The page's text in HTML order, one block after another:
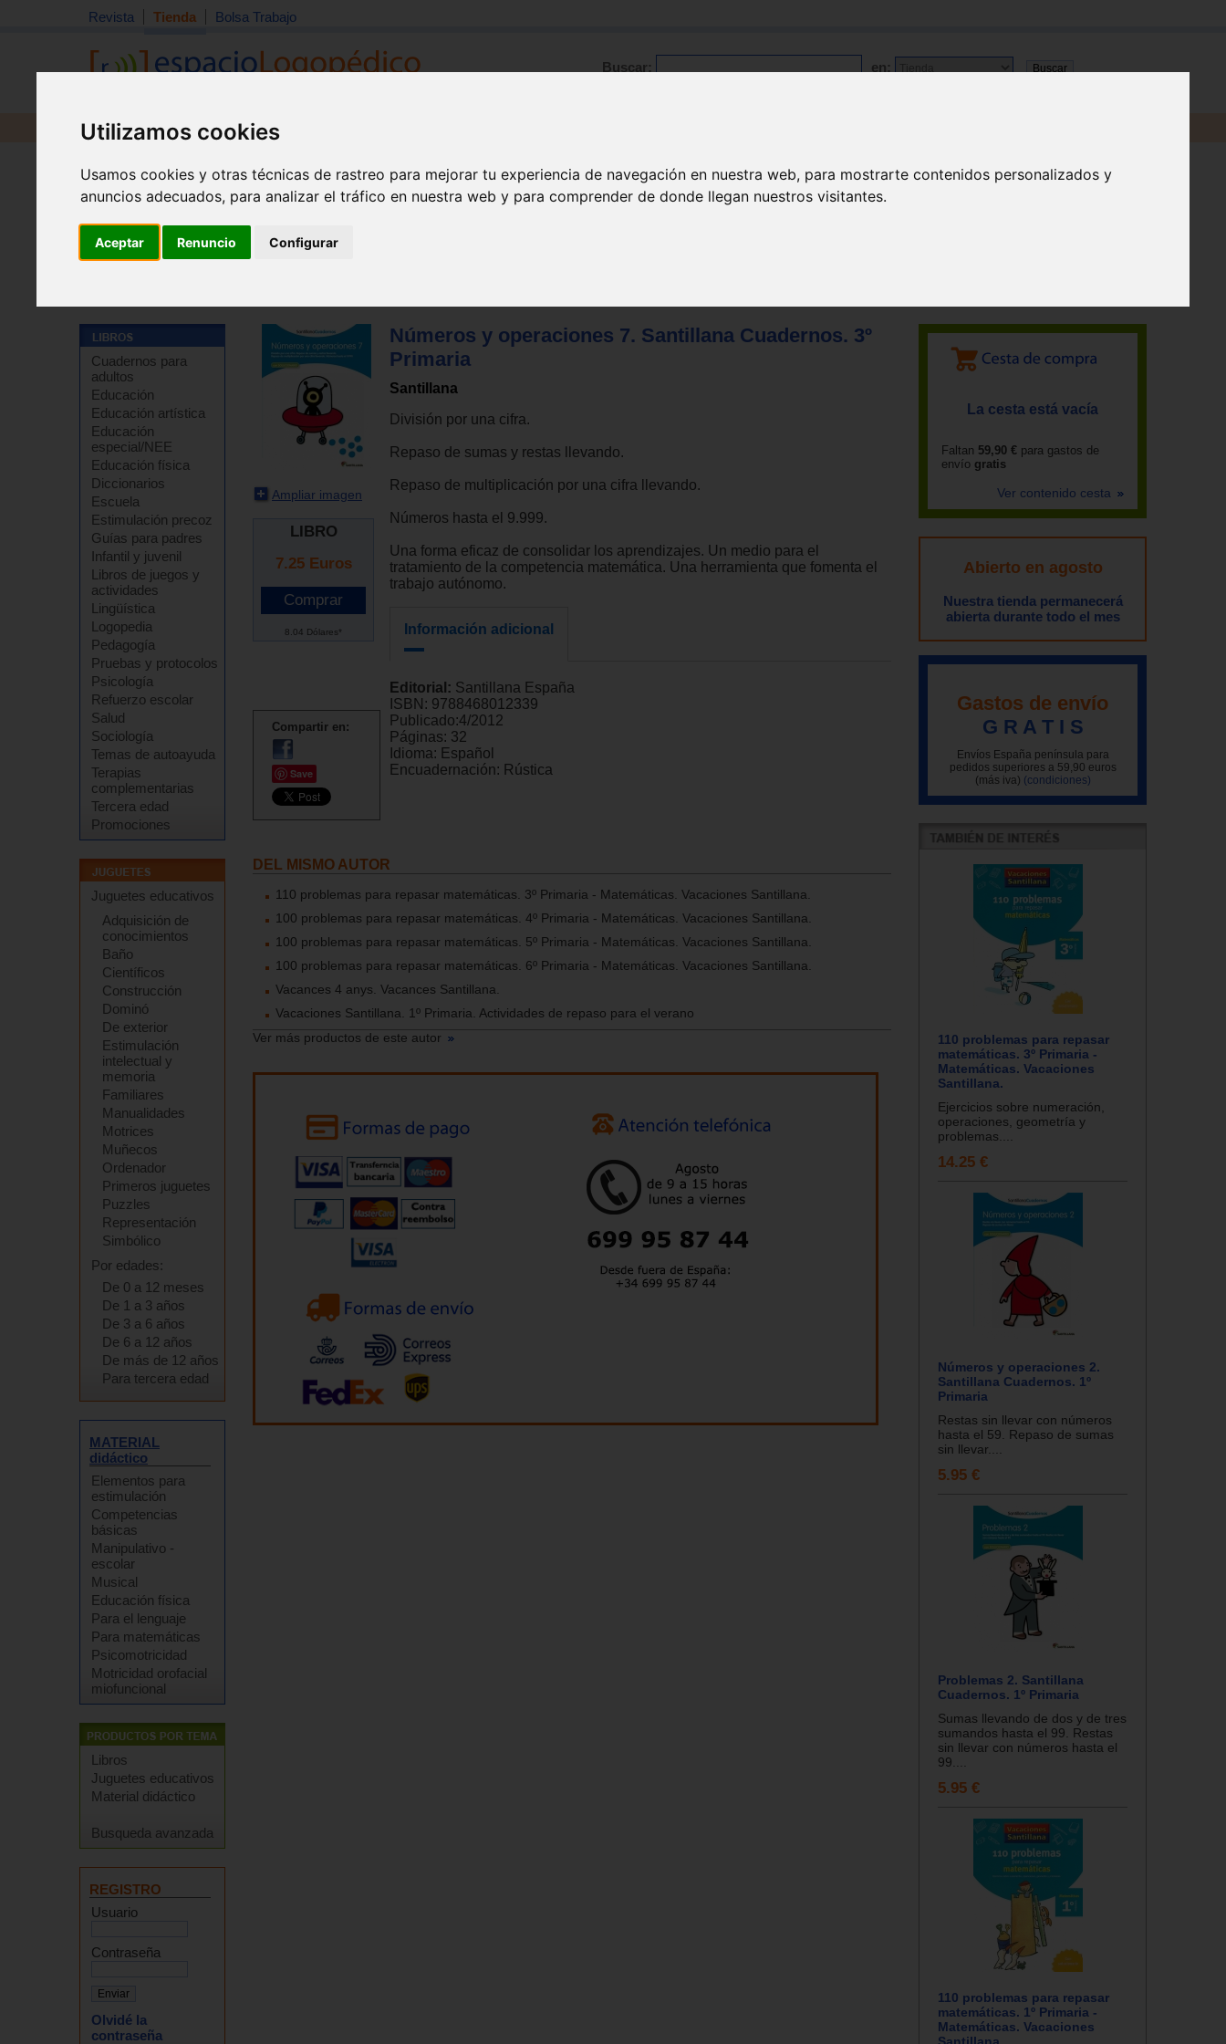
Utilizamos cookies
Usamos cookies y otras técnicas de rastreo para mejorar tu experiencia de navegación en nuestra web, para mostrarte contenidos personalizados y
anuncios adecuados, para analizar el tráfico en nuestra web y para comprender de donde llegan nuestros visitantes.
Aceptar Renuncio Configurar
Revista Tienda Bolsa Trabajo
Buscar: en:
Revista Libros Material
Cuadernos para
adultos
Educación
Educación artística
Educación
especial/NEE
Educación física
Diccionarios
Escuela
Estimulación precoz
Guías para padres
Infantil y juvenil
Libros de juegos y
actividades
Lingüística
Logopedia
Pedagogía
Pruebas y protocolos
Psicología
Refuerzo escolar
Salud
Sociología
Temas de autoayuda
Terapias
complementarias
Tercera edad
Promociones
Juguetes educativos
Adquisición de
conocimientos
Baño
Científicos
Construcción
Dominó
De exterior
Estimulación
intelectual y
memoria
Familiares
Manualidades
Motrices
Muñecos
Ordenador
Primeros juguetes
Puzzles
Representación
Simbólico
Por edades:
De 0 a 12 meses
De 1 a 3 años
De 3 a 6 años
De 6 a 12 años
De más de 12 años
Para tercera edad
MATERIAL
didáctico
Elementos para
estimulación
Competencias
básicas
Manipulativo -
escolar
Musical
Educación física
Para el lenguaje
Para matemáticas
Psicomotricidad
Motricidad orofacial
miofuncional
Libros
Juguetes educativos
Material didáctico
Busqueda avanzada
REGISTRO
Usuario
Contraseña
Olvidé la
contraseña
Ampliar imagen
LIBRO
7.25 Euros
8.04 Dólares*
Compartir en:
Save
Números y operaciones 7. Santillana Cuadernos. 3º
Primaria
Santillana
División por una cifra.
Repaso de sumas y restas llevando.
Repaso de multiplicación por una cifra llevando.
Números hasta el 9.999.
Una forma eficaz de consolidar los aprendizajes. Un medio para el
tratamiento de la competencia matemática. Una herramienta que fomenta el
trabajo autónomo.
Información adicional
Editorial: Santillana España
ISBN: 9788468012339
Publicado:4/2012
Páginas: 32
Idioma: Español
Encuadernación: Rústica
DEL MISMO AUTOR
110 problemas para repasar matemáticas. 3º Primaria - Matemáticas. Vacaciones Santillana.
100 problemas para repasar matemáticas. 4º Primaria - Matemáticas. Vacaciones Santillana.
100 problemas para repasar matemáticas. 5º Primaria - Matemáticas. Vacaciones Santillana.
100 problemas para repasar matemáticas. 6º Primaria - Matemáticas. Vacaciones Santillana.
Vacances 4 anys. Vacances Santillana.
Vacaciones Santillana. 1º Primaria. Actividades de repaso para el verano
Ver más productos de este autor
La cesta está vacía
Faltan 59,90 € para gastos de
envío gratis
Ver contenido cesta
Abierto en agosto
Nuestra tienda permanecerá
abierta durante todo el mes
Gastos de envío
G R A T I S
Envíos España península para
pedidos superiores a 59,90 euros
(más iva) (condiciones)
110 problemas para repasar
matemáticas. 3º Primaria -
Matemáticas. Vacaciones
Santillana.
Ejercicios sobre numeración,
operaciones, geometría y
problemas....
14.25 €
Números y operaciones 2.
Santillana Cuadernos. 1º
Primaria
Restas sin llevar con números
hasta el 59. Repaso de sumas
sin llevar....
5.95 €
Problemas 2. Santillana
Cuadernos. 1º Primaria
Sumas llevando de dos y de tres
sumandos hasta el 99. Restas
sin llevar con números hasta el
99....
5.95 €
110 problemas para repasar
matemáticas. 1º Primaria -
Matemáticas. Vacaciones